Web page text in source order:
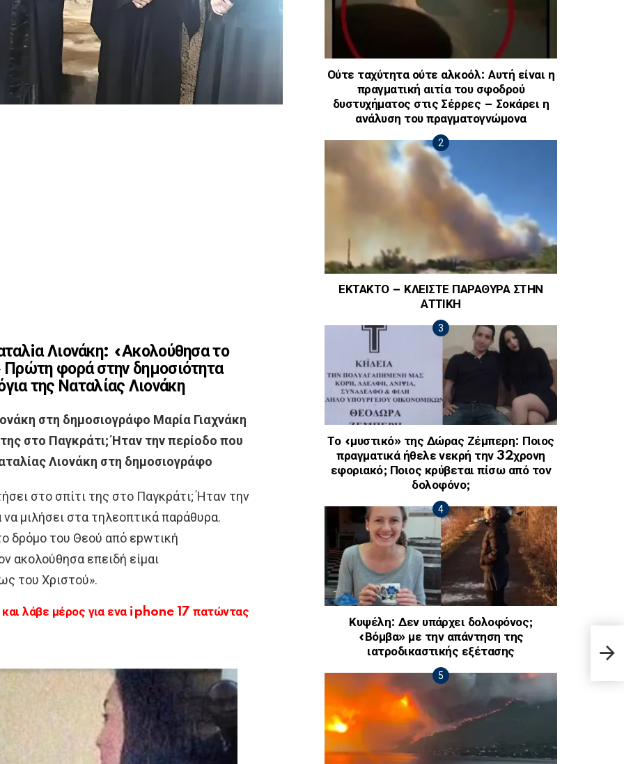
Λιονάκη: «Ακολούθησα το
φορά στην δημοσιότητα
της Ναταλίας Λιονάκη
στη δημοσιογράφο Μαρία Γιαχνάκη
στο Παγκράτι; Ήταν την περίοδο που
Λιονάκη στη δημοσιογράφο
στο σπίτι της στο Παγκράτι; Ήταν την
μιλήσει στα τηλεοπτικά παράθυρα.
δρόμο του Θεού από εpwτική
ακολούθησα επειδή είμαι
του Χριστού».
λάβε μέρος για ενα iphone 17 πατώντας
Ούτε ταχύτητα ούτε αλκοόλ: Αυτή είναι η
πραγματική αιτία του σφοδρού
δυστυχήματος στις Σέρρες – Σοκάρει η
ανάλυση του πραγματογνώμονα
ΕΚΤΑΚΤΟ – ΚΛΕΙΣΤΕ ΠΑΡΑΘΥΡΑ ΣΤΗΝ
ΑΤΤΙΚΗ
Το «μυστικό» της Δώρας Ζέμπερη: Ποιος
πραγματικά ήθελε νεκρή την 32χρονη
εφοριακό; Ποιος κρύβεται πίσω από τον
δολοφόνο;
Κυψέλη: Δεν υπάρχει δολοφόνος;
«Βόμβα» με την απάντηση της
ιατροδικαστικής εξέτασης